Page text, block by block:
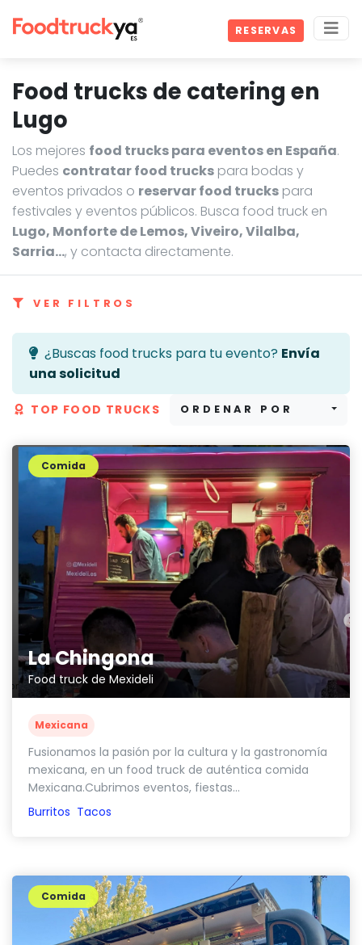
RESERVAS
Food trucks de catering en
Lugo
Los mejores food trucks para eventos en España.
Puedes contratar food trucks para bodas y
eventos privados o reservar food trucks para
festivales y eventos públicos. Busca food truck en
Lugo, Monforte de Lemos, Viveiro, Vilalba,
Sarria…, y contacta directamente.
VER FILTROS
¿Buscas food trucks para tu evento? Envía
una solicitud
TOP FOOD TRUCKS ORDENAR POR
La Chingona
Food truck de Mexideli
Comida
Mexicana
Fusionamos la pasión por la cultura y la gastronomía
mexicana, en un food truck de auténtica comida
Mexicana.Cubrimos eventos, fiestas...
Burritos Tacos
Comida